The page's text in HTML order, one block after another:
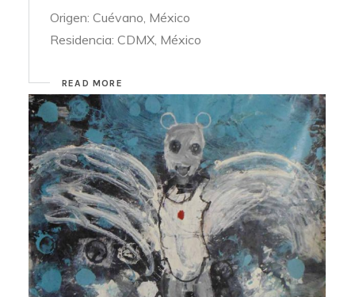
Origen: Cuévano, México
Residencia: CDMX, México
READ MORE